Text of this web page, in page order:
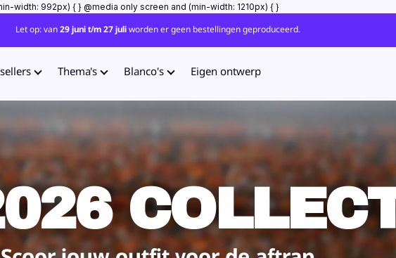
width: 992px) {} @media only screen and (min-width: 1210px) { }
Let op: van29 juni t/m 27 juliworden er geen bestellingen geproduceerd.
Thema's Blanco's Eigen ontwerp